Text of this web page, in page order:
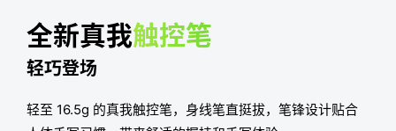
全新真我触控笔
轻巧登场
轻至 16.5g 的真我触控笔，身线笔直挺拔，笔锋设计贴合